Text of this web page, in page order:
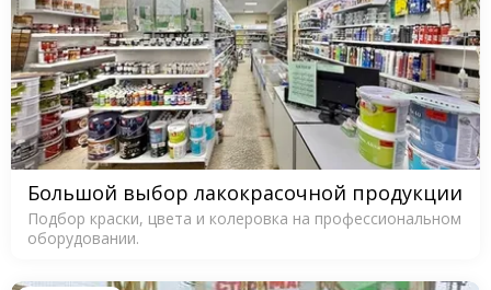
Большой выбор лакокрасочной продукции
Подбор краски, цвета и колеровка на профессиональном
оборудовании.